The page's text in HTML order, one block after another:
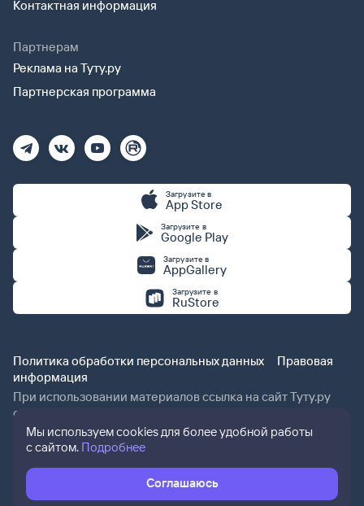
Контактная информация
Партнерам
Реклама на Туту.ру
Партнерская программа
Загрузите в
App Store
Загрузите в
Google Play
Загрузите в
AppGallery
Загрузите в
RuStore
Политика обработки персональных данных
Правовая
информация
При использовании материалов ссылка на сайт Туту.ру
обязательна.
Мы используем cookies для более удобной работы
с сайтом. Подробнее
Соглашаюсь